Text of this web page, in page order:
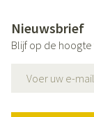
Nieuwsbrief
Blijf op de